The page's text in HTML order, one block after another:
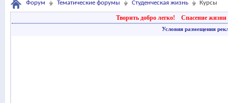
Форум Тематические форумы Студенческая жизнь Курсы
Творить добро легко! Спасение жизни
Условия размещения